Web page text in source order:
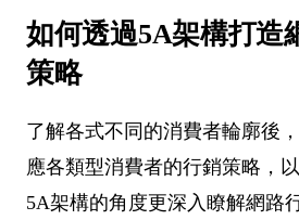
如何透過5A架構打造
策略
了解各式不同的消費者輪廓後
應各類型消費者的行銷策略，
5A架構的角度更深入瞭解網路